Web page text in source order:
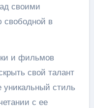
своими
свободной в
и фильмов
свой талант
уникальный стиль
с ее